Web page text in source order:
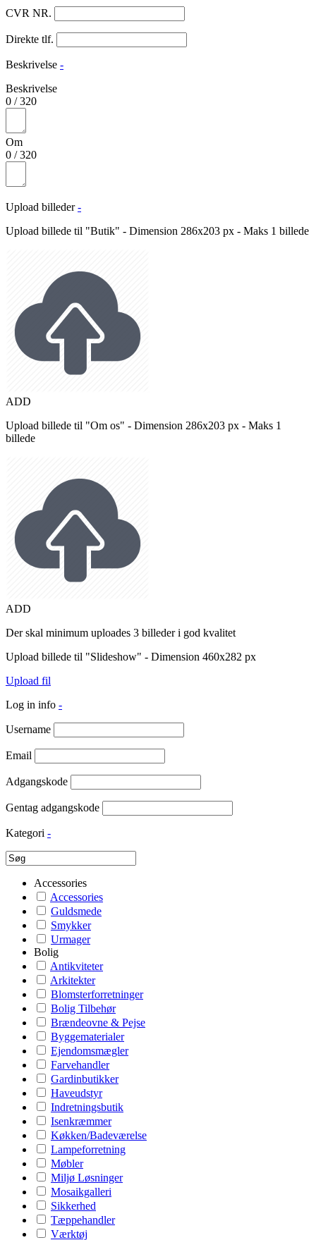
CVR NR.
Direkte tlf.
Beskrivelse -
Beskrivelse
0 /320
Om
0 /320
Upload billeder -
Upload billede til "Butik" - Dimension 286x203 px - Maks 1 billede
ADD
Upload billede til "Om os" - Dimension 286x203 px - Maks 1
billede
ADD
Der skal minimum uploades 3 billeder i god kvalitet
Upload billede til "Slideshow" - Dimension 460x282 px
Upload fil
Log in info -
Username
Email
Adgangskode
Gentag adgangskode
Kategori -
Accessories
Accessories
Guldsmede
Smykker
Urmager
Bolig
Antikviteter
Arkitekter
Blomsterforretninger
Bolig Tilbehør
Brændeovne & Pejse
Byggematerialer
Ejendomsmægler
Farvehandler
Gardinbutikker
Haveudstyr
Indretningsbutik
Isenkræmmer
Køkken/Badeværelse
Lampeforretning
Møbler
Miljø Løsninger
Mosaikgalleri
Sikkerhed
Tæppehandler
Værktøj